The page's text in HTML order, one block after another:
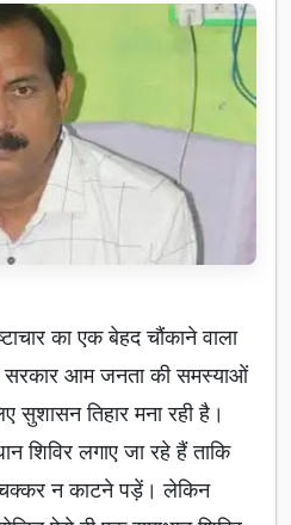
का एक बेहद चौंकाने वाला
सरकार आम जनता की समस्याओं
सुशासन तिहार मना रही है।
शिविर लगाए जा रहे हैं ताकि
चक्कर न काटने पड़ें। लेकिन